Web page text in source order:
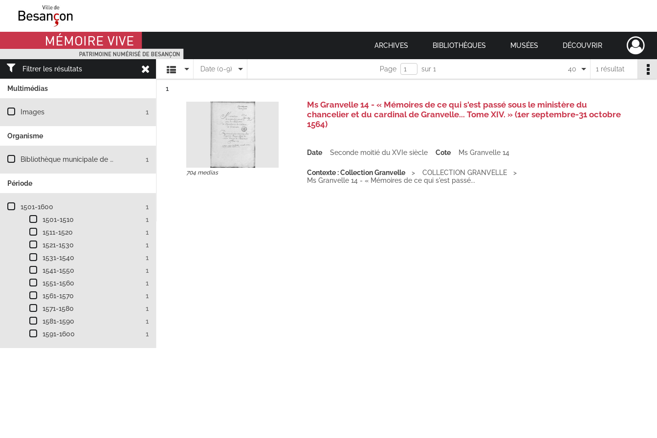
Mémoire Vive patrimoine numérisé de Besançon ARCHIVES BIBLIOTHÈQUES MUSÉES DÉCOUVRIR
Filtrer les résultats
Multimédias
Filtre les résultats par : Multimédias
Images 1
Organisme
Filtre les résultats par : Organisme
Bibliothèque municipale de Besançon 1
Période
Filtre les résultats par : Période
1501-1600
1
1501-1510
1
1511-1520
1
1521-1530
1
1531-1540
1
1541-1550
1
1551-1560
1
1561-1570
1
1571-1580
1
1581-1590
1
1591-1600
1
AffichageDate (0-9) Page sur 1 1 résultat
40
1
704 medias
Ms Granvelle 14 - « Mémoires de ce qui s'est passé sous le ministère du
chancelier et du cardinal de Granvelle... Tome XIV. » (1er septembre-31 octobre
1564)
Date Seconde moitié du XVIe siècle Cote Ms Granvelle 14
Contexte : Collection Granvelle
COLLECTION GRANVELLE
Ms Granvelle 14 - « Mémoires de ce qui s'est passé...